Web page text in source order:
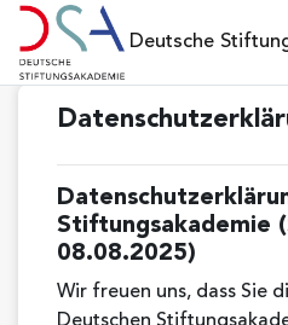
Zum Hauptinhalt
Deutsche
Stiftungsakademie
08.08.2025)
Wir freuen uns, dass Sie